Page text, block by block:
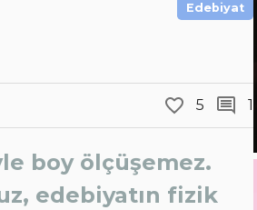
Edebiyat
5 1
boy ölçüşemez.
edebiyatın fizik